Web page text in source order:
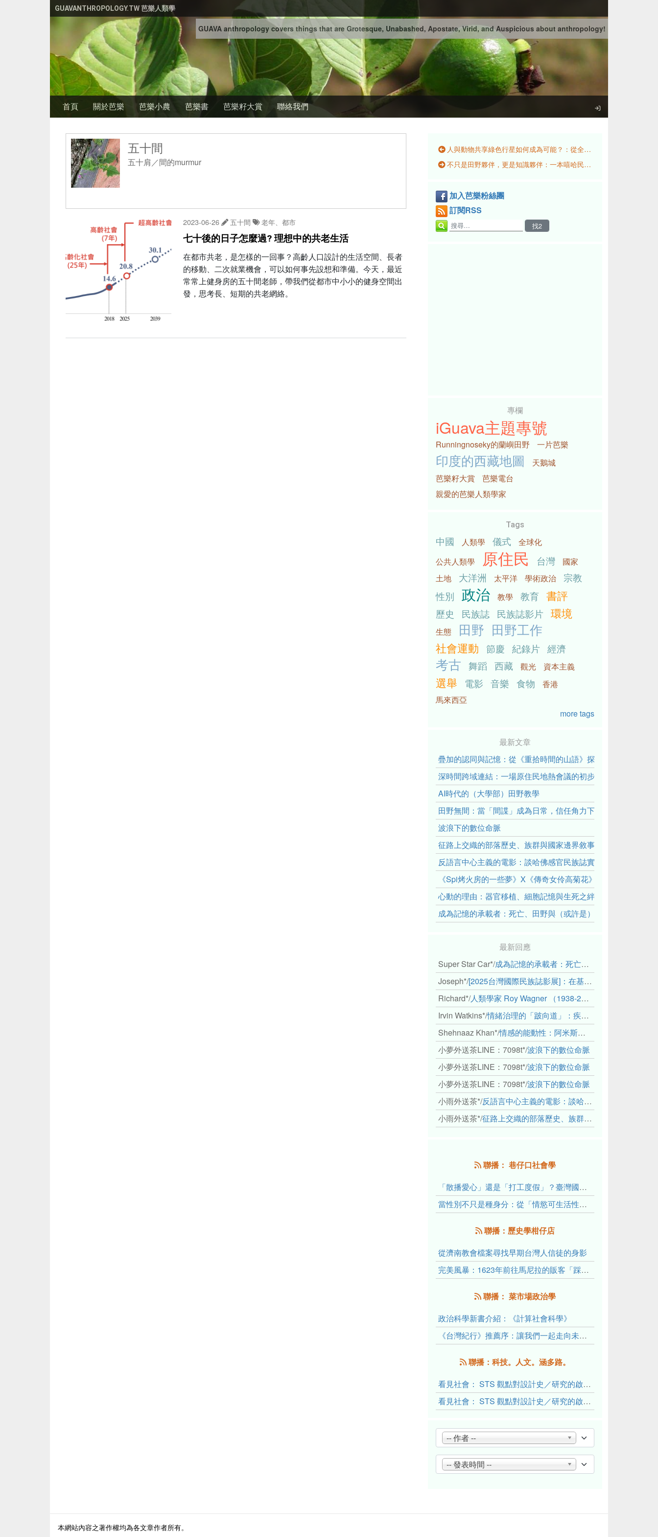
GUAVANTHROPOLOGY.TW 芭樂人類學
GUAVA anthropology covers things that are Grotesque, Unabashed, Apostate, Virid, and Auspicious about anthropology!
首頁 關於芭樂 芭樂小農 芭樂書 芭樂籽大賞 聯絡我們
五十間
五十肩／間的murmur
2023-06-26 五十間 老年、都市
七十後的日子怎麼過? 理想中的共老生活
在都市共老，是怎樣的一回事？高齡人口設計的生活空間、長者
的移動、二次就業機會，可以如何事先設想和準備。今天，最近
常常上健身房的五十間老師，帶我們從都市中小小的健身空間出
發，思考長、短期的共老網絡。
人與動物共享綠色行星如何成為可能？：從全國NGOs環境會議 (2004-2024)認識到當前台灣黑熊也需要基本生存權
不只是田野夥伴，更是知識夥伴：一本嘻哈民族誌的知識工作
加入芭樂粉絲團
訂閱RSS
專欄
iGuava主題專號
Runningnoseky的蘭嶼田野 一片芭樂
印度的西藏地圖
天鵝城
芭樂籽大賞
芭樂電台
親愛的芭樂人類學家
Tags
中國 人類學 儀式
全球化
公共人類學
原住民 台灣
國家
土地
大洋洲 太平洋 學術政治
宗教
性別 政治 教學 教育 書評
歷史 民族誌 民族誌影片 環境
生態 田野 田野工作
社會運動 節慶 紀錄片 經濟
考古 舞蹈 西藏 觀光 資本主義
選舉 電影 音樂 食物
香港
馬來西亞
more tags
最新文章
疊加的認同與記憶：從《重拾時間的山語》探討「我們的」立
深時間跨域連結：一場原住民地熱會議的初步觀察
AI時代的（大學部）田野教學
田野無間：當「間諜」成為日常，信任角力下的情感伏流
波浪下的數位命脈
征路上交織的部落歷史、族群與國家邊界敘事： 《路有多長》
反語言中心主義的電影：談哈佛感官民族誌實驗室
《Spi烤火房的一些夢》X《傳奇女伶高菊花》： 透過紀錄片
心動的理由：器官移植、細胞記憶與生死之絆
成為記憶的承載者：死亡、田野與（或許是）人類學的成年禮
最新回應
Super Star Car*/成為記憶的承載者：死亡、田野與（或許是）人類學的成年禮
Joseph*/[2025台灣國際民族誌影展]：在基礎設施的邊緣，聆聽人的呼吸
Richard*/人類學家 Roy Wagner （1938-2018）
Irvin Watkins*/情緒治理的「跛向道」：疾病與文化象徵的轉變舉例
Shehnaaz Khan*/情感的能動性：阿米斯音樂節的「對話觀察」
小夢外送茶LINE：7098t*/波浪下的數位命脈
小夢外送茶LINE：7098t*/波浪下的數位命脈
小夢外送茶LINE：7098t*/波浪下的數位命脈
小雨外送茶*/反語言中心主義的電影：談哈佛感官民族誌實驗室
小雨外送茶*/征路上交織的部落歷史、族群與國家邊界敘事： 《路有多長》、《高砂的翅膀》、《檔案／李光輝》
聯播： 巷仔口社會學
「散播愛心」還是「打工度假」？臺灣國內與跨國捐卵的利他修辭、金錢動機與身體代價
當性別不只是種身分：從「情慾可生活性」理解跨性別者的身體、慾望與認同探索
聯播：歷史學柑仔店
從濟南教會檔案尋找早期台灣人信徒的身影
完美風暴：1623年前往馬尼拉的販客「踩線團」怎麼會困死於澎湖?
聯播： 菜市場政治學
政治科學新書介紹：《計算社會科學》
《台灣紀行》推薦序：讓我們一起走向未來文明的備忘錄
聯播：科技。人文。涵多路。
看見社會： STS 觀點對設計史／研究的啟發與反思（下）
看見社會： STS 觀點對設計史／研究的啟發與反思（上）
-- 作者 --
-- 發表時間 --
本網站內容之著作權均為各文章作者所有。